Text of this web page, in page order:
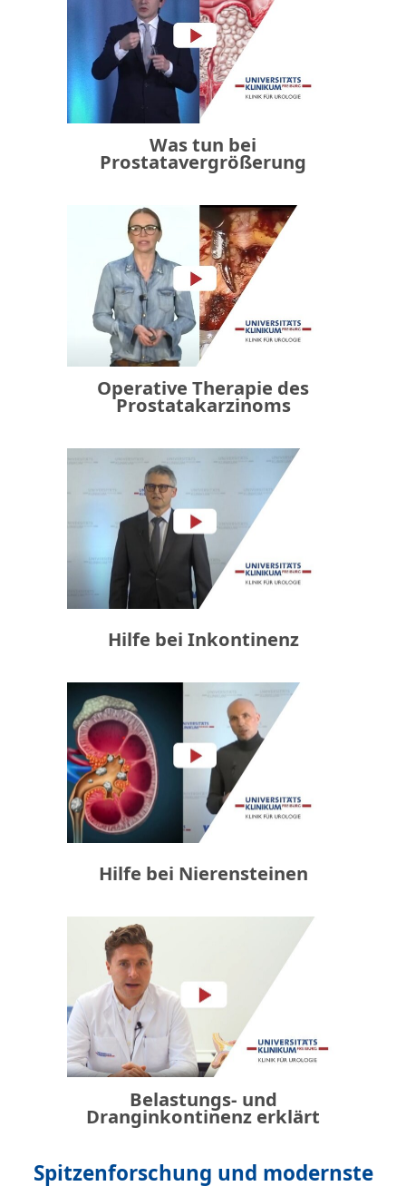
Was tun bei
Prostatavergrößerung
Operative Therapie des
Prostatakarzinoms
Hilfe bei Inkontinenz
Hilfe bei Nierensteinen
Belastungs- und
Dranginkontinenz erklärt
Spitzenforschung und modernste